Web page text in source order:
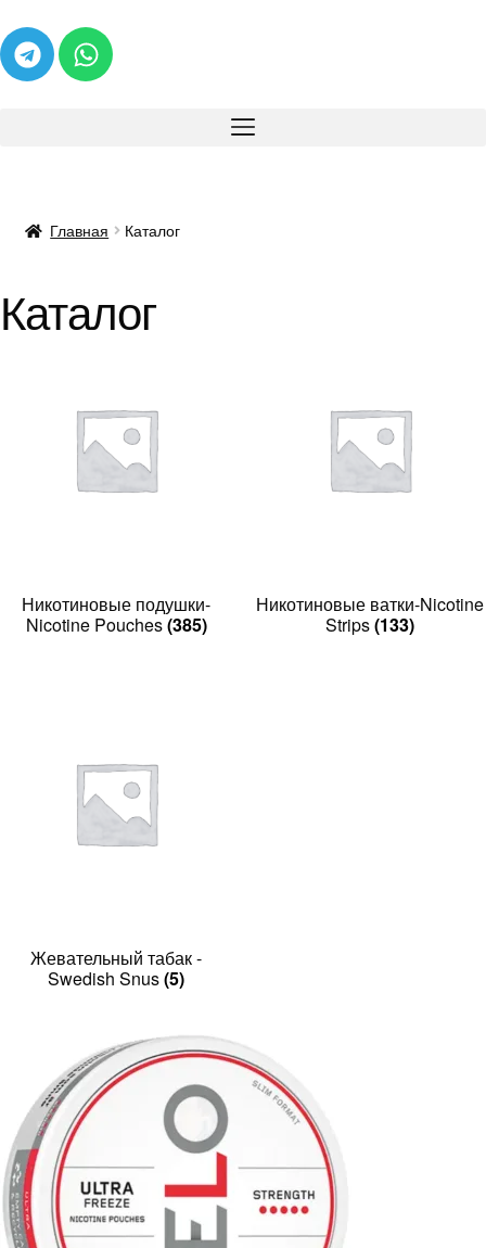
Главная Каталог
Каталог
Никотиновые подушки-
Nicotine Pouches(385)
Никотиновые ватки-Nicotine
Strips(133)
Жевательный табак -
Swedish Snus(5)